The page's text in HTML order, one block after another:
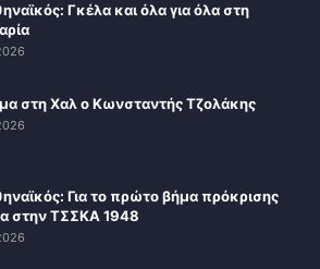
Γκέλα και όλα για όλα στη
στη Χαλ ο Κωνσταντής Τζολάκης
Για το πρώτο βήμα πρόκρισης
στην ΤΣΣΚΑ 1948